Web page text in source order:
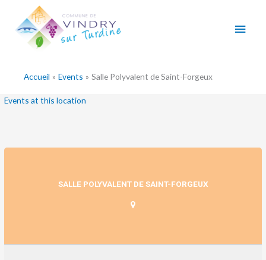
contenu
Accueil Events Salle Polyvalent de Saint-Forgeux
Events at this location
SALLE POLYVALENT DE SAINT-FORGEUX